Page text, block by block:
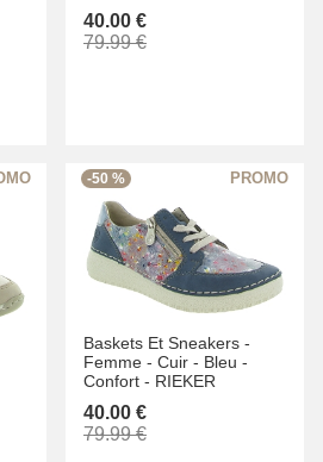
40.00 €
79.99 €
-50 %
Baskets Et Sneakers -
Femme - Cuir - Bleu -
Confort - RIEKER
40.00 €
79.99 €